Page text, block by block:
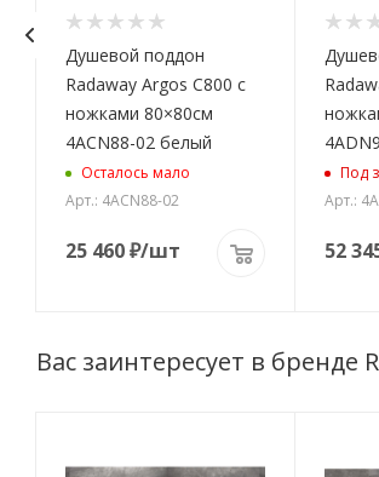
Душевой поддон
Radaway Argos C800 с
ножками 80×80см
4ACN88-02 белый
Осталось мало
Арт.: 4ACN88-02
25 460₽/шт
Под
Арт.:
52
Вас заинтересует в бренде